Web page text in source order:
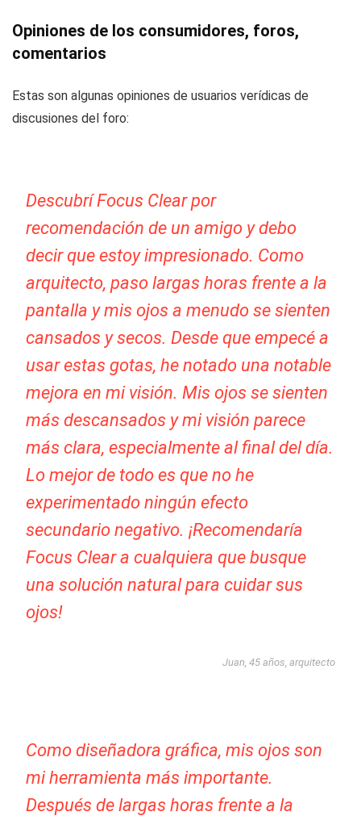
Opiniones de los consumidores, foros,
comentarios
Estas son algunas opiniones de usuarios verídicas de
discusiones del foro:
Descubrí Focus Clear por
recomendación de un amigo y debo
decir que estoy impresionado. Como
arquitecto, paso largas horas frente a la
pantalla y mis ojos a menudo se sienten
cansados y secos. Desde que empecé a
usar estas gotas, he notado una notable
mejora en mi visión. Mis ojos se sienten
más descansados y mi visión parece
más clara, especialmente al final del día.
Lo mejor de todo es que no he
experimentado ningún efecto
secundario negativo. ¡Recomendaría
Focus Clear a cualquiera que busque
una solución natural para cuidar sus
ojos!
Juan, 45 años, arquitecto
Como diseñadora gráfica, mis ojos son
mi herramienta más importante.
Después de largas horas frente a la